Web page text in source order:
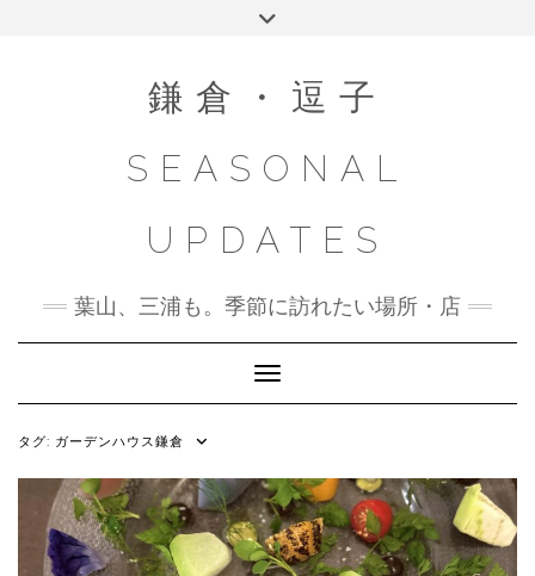
鎌倉・逗子
SEASONAL
UPDATES
葉山、三浦も。季節に訪れたい場所・店
Toggle Navigation
タグ: ガーデンハウス鎌倉